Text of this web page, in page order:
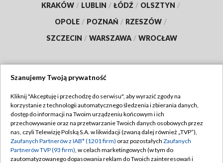
KRAKÓW / LUBLIN / ŁÓDŹ / OLSZTYN /
OPOLE / POZNAŃ / RZESZÓW /
SZCZECIN / WARSZAWA / WROCŁAW
TVP
Abonament TVP
Emisja w TVP
Centrum informacji TVP
Regulamin TVP
Polityka prywatności
Moje zgody
Szanujemy Twoją prywatność
Kliknij "Akceptuję i przechodzę do serwisu", aby wyrazić zgody na
korzystanie z technologii automatycznego śledzenia i zbierania danych,
dostęp do informacji na Twoim urządzeniu końcowym i ich
przechowywanie oraz na przetwarzanie Twoich danych osobowych przez
nas, czyli Telewizję Polską S.A. w likwidacji (zwaną dalej również „TVP”),
Zaufanych Partnerów z IAB* (1201 firm) oraz pozostałych Zaufanych
Partnerów TVP (93 firm), w celach marketingowych (w tym do
zautomatyzowanego dopasowania reklam do Twoich zainteresowań i